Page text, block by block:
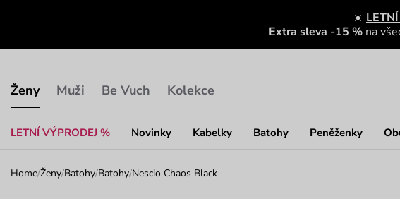
☀️
Extra sleva -15 % na
Ženy
LETNÍ VÝPRODEJ % Novinky Kabelky Batohy Peněženky
Muži Be Vuch Kolekce
Home/Ženy/Batohy/Batohy/Nescio Chaos Black